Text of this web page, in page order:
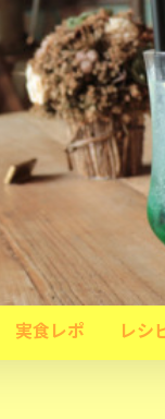
実食レポ レシ